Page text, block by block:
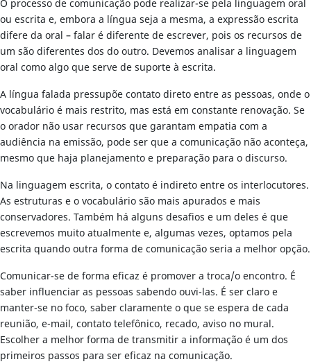
O processo de comunicação pode realizar-se pela linguagem oral
ou escrita e, embora a língua seja a mesma, a expressão escrita
difere da oral – falar é diferente de escrever, pois os recursos de
um são diferentes dos do outro. Devemos analisar a linguagem
oral como algo que serve de suporte à escrita.
A língua falada pressupõe contato direto entre as pessoas, onde o
vocabulário é mais restrito, mas está em constante renovação. Se
o orador não usar recursos que garantam empatia com a
audiência na emissão, pode ser que a comunicação não aconteça,
mesmo que haja planejamento e preparação para o discurso.
Na linguagem escrita, o contato é indireto entre os interlocutores.
As estruturas e o vocabulário são mais apurados e mais
conservadores. Também há alguns desafios e um deles é que
escrevemos muito atualmente e, algumas vezes, optamos pela
escrita quando outra forma de comunicação seria a melhor opção.
Comunicar-se de forma eficaz é promover a troca/o encontro. É
saber influenciar as pessoas sabendo ouvi-las. É ser claro e
manter-se no foco, saber claramente o que se espera de cada
reunião, e-mail, contato telefônico, recado, aviso no mural.
Escolher a melhor forma de transmitir a informação é um dos
primeiros passos para ser eficaz na comunicação.